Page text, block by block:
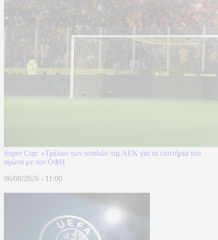
Super Cup: «Τρέλα» των οπαδών της ΑΕΚ για τα εισιτήρια του
αγώνα με τον ΟΦΗ
06/08/2026 - 11:00